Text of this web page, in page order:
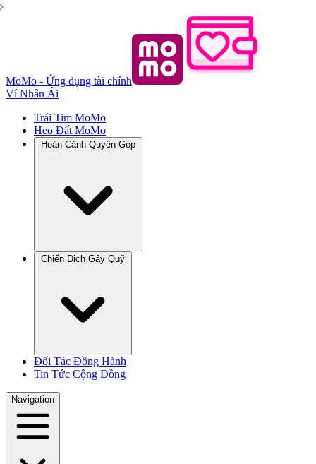
MoMo - Ứng dụng tài chính
Ví Nhân Ái
Trái Tim MoMo
Heo Đất MoMo
Hoàn Cảnh Quyên Góp
Chiến Dịch Gây Quỹ
Đối Tác Đồng Hành
Tin Tức Cộng Đồng
Navigation